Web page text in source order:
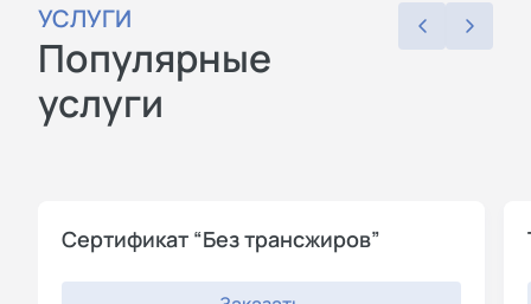
УСЛУГИ
Популярные
услуги
Сертификат “Без трансжиров”